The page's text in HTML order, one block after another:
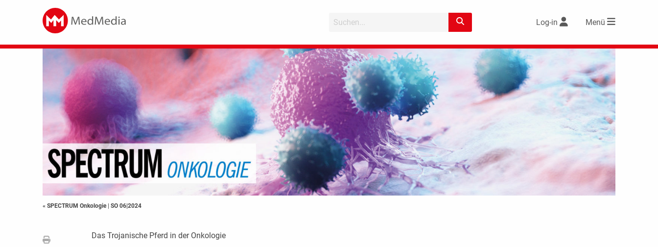
Log-in Menü
« SPECTRUM Onkologie | SO 06|2024
Das Trojanische Pferd in der Onkologie